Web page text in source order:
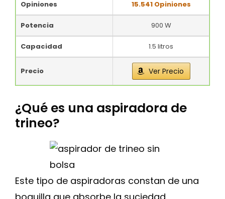
Opiniones 15.541 Opiniones
Potencia 900 W
Capacidad 1.5 litros
Precio Ver Precio
¿Qué es una aspiradora de
trineo?
Este tipo de aspiradoras constan de una